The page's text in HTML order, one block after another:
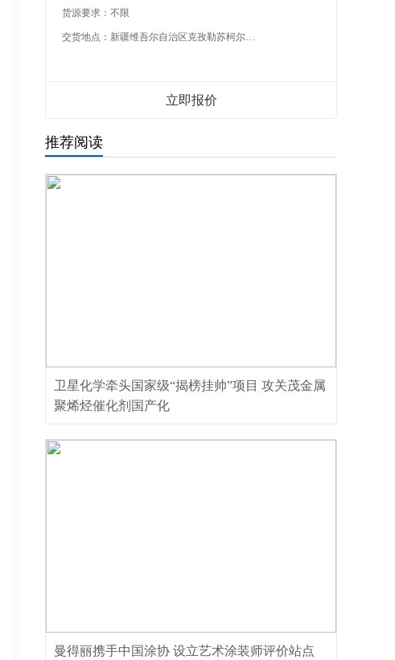
货源要求： 不限
交货地点： 新疆维吾尔自治区克孜勒苏柯尔克孜自治州
立即报价
推荐阅读
卫星化学牵头国家级“揭榜挂帅”项目 攻关茂金属
聚烯烃催化剂国产化
曼得丽携手中国涂协 设立艺术涂装师评价站点